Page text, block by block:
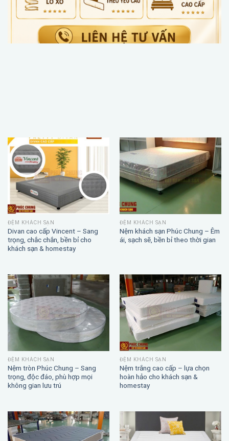
ĐỆM KHÁCH SẠN
Divan cao cấp Vincent – Sang
trọng, chắc chắn, bền bỉ cho
khách sạn & homestay
ĐỆM KHÁCH SẠN
Nệm khách sạn Phúc Chung – Êm
ái, sạch sẽ, bền bỉ theo thời gian
ĐỆM KHÁCH SẠN
Nệm tròn Phúc Chung – Sang
trọng, độc đáo, phù hợp mọi
không gian lưu trú
ĐỆM KHÁCH SẠN
Nệm trắng cao cấp – lựa chọn
hoàn hảo cho khách sạn &
homestay